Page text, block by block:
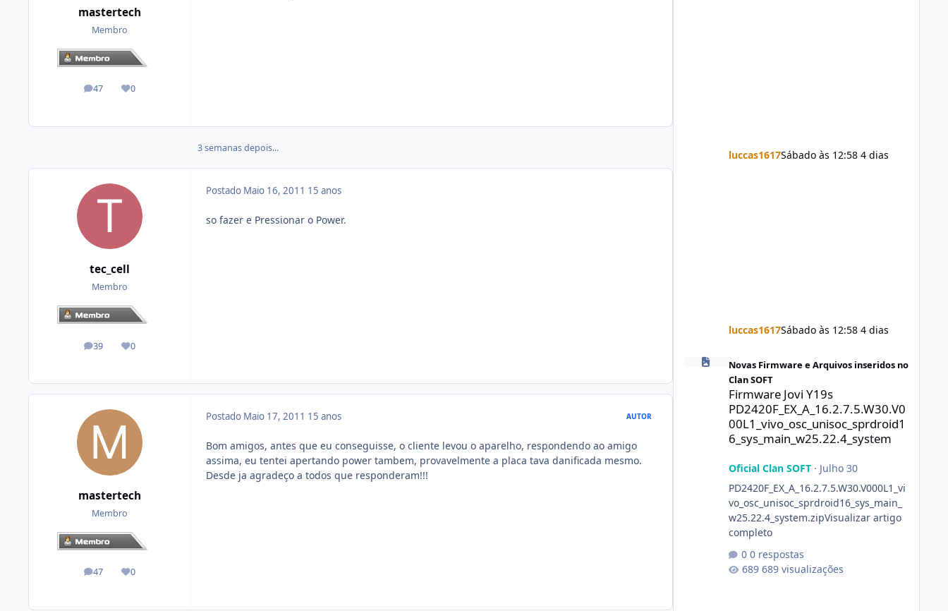
mastertech
Membro
47
posts 0
Reputação
3 semanas depois...
tec_cell
Membro
39
posts 0
Reputação
Postado Maio 16, 2011 15 anos
so fazer e Pressionar o Power.
mastertech
Membro
47
posts 0
Reputação
Postado Maio 17, 2011 15 anos AUTOR
Bom amigos, antes que eu conseguisse, o cliente levou o aparelho, respondendo ao amigo
assima, eu tentei apertando power tambem, provavelmente a placa tava danificada mesmo.
Desde ja agradeço a todos que responderam!!!
luccas1617Sábado às 12:58 4 dias
luccas1617Sábado às 12:58 4 dias
Novas Firmware e Arquivos inseridos no
Clan SOFT
Firmware Jovi Y19s
PD2420F_EX_A_16.2.7.5.W30.V0
00L1_vivo_osc_unisoc_sprdroid1
6_sys_main_w25.22.4_system
Oficial Clan SOFT· Julho 30
PD2420F_EX_A_16.2.7.5.W30.V000L1_vi
vo_osc_unisoc_sprdroid16_sys_main_
w25.22.4_system.zipVisualizar artigo
completo
0 respostas
689 visualizações